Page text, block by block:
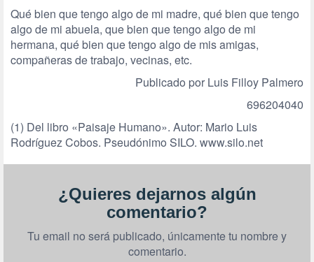
Qué bien que tengo algo de mi madre, qué bien que tengo
algo de mi abuela, que bien que tengo algo de mi
hermana, qué bien que tengo algo de mis amigas,
compañeras de trabajo, vecinas, etc.
Publicado por Luis Filloy Palmero
696204040
(1) Del libro «Paisaje Humano». Autor: Mario Luis
Rodríguez Cobos. Pseudónimo SILO. www.silo.net
¿Quieres dejarnos algún
comentario?
Tu email no será publicado, únicamente tu nombre y
comentario.